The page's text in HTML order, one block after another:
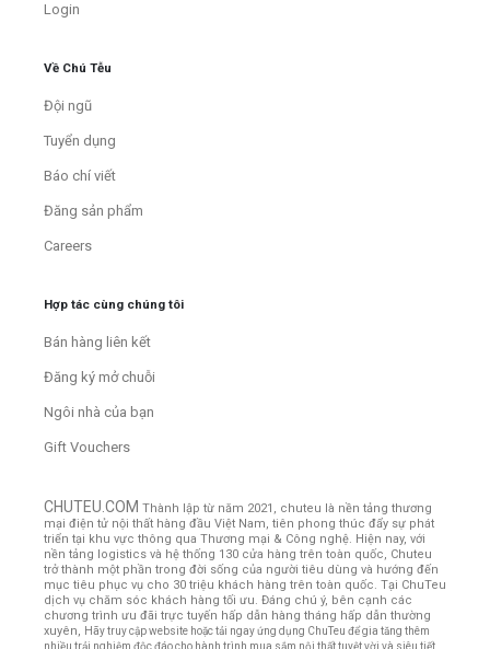
Login
Về Chú Tễu
Đội ngũ
Tuyển dụng
Báo chí viết
Đăng sản phẩm
Careers
Hợp tác cùng chúng tôi
Bán hàng liên kết
Đăng ký mở chuỗi
Ngôi nhà của bạn
Gift Vouchers
CHUTEU.COM Thành lập từ năm 2021, chuteu là nền tảng thương
mại điện tử nội thất hàng đầu Việt Nam, tiên phong thúc đẩy sự phát
triển tại khu vực thông qua Thương mại & Công nghệ. Hiện nay, với
nền tảng logistics và hệ thống 130 cửa hàng trên toàn quốc, Chuteu
trở thành một phần trong đời sống của người tiêu dùng và hướng đến
mục tiêu phục vụ cho 30 triệu khách hàng trên toàn quốc. Tại ChuTeu
dịch vụ chăm sóc khách hàng tối ưu. Đáng chú ý, bên cạnh các
chương trình ưu đãi trực tuyến hấp dẫn hàng tháng hấp dẫn thường
xuyên, Hãy truy cập website hoặc tải ngay ứng dụng ChuTeu để gia tăng thêm
nhiều trải nghiệm độc đáo cho hành trình mua sắm nội thất tuyệt vời và siêu tiết